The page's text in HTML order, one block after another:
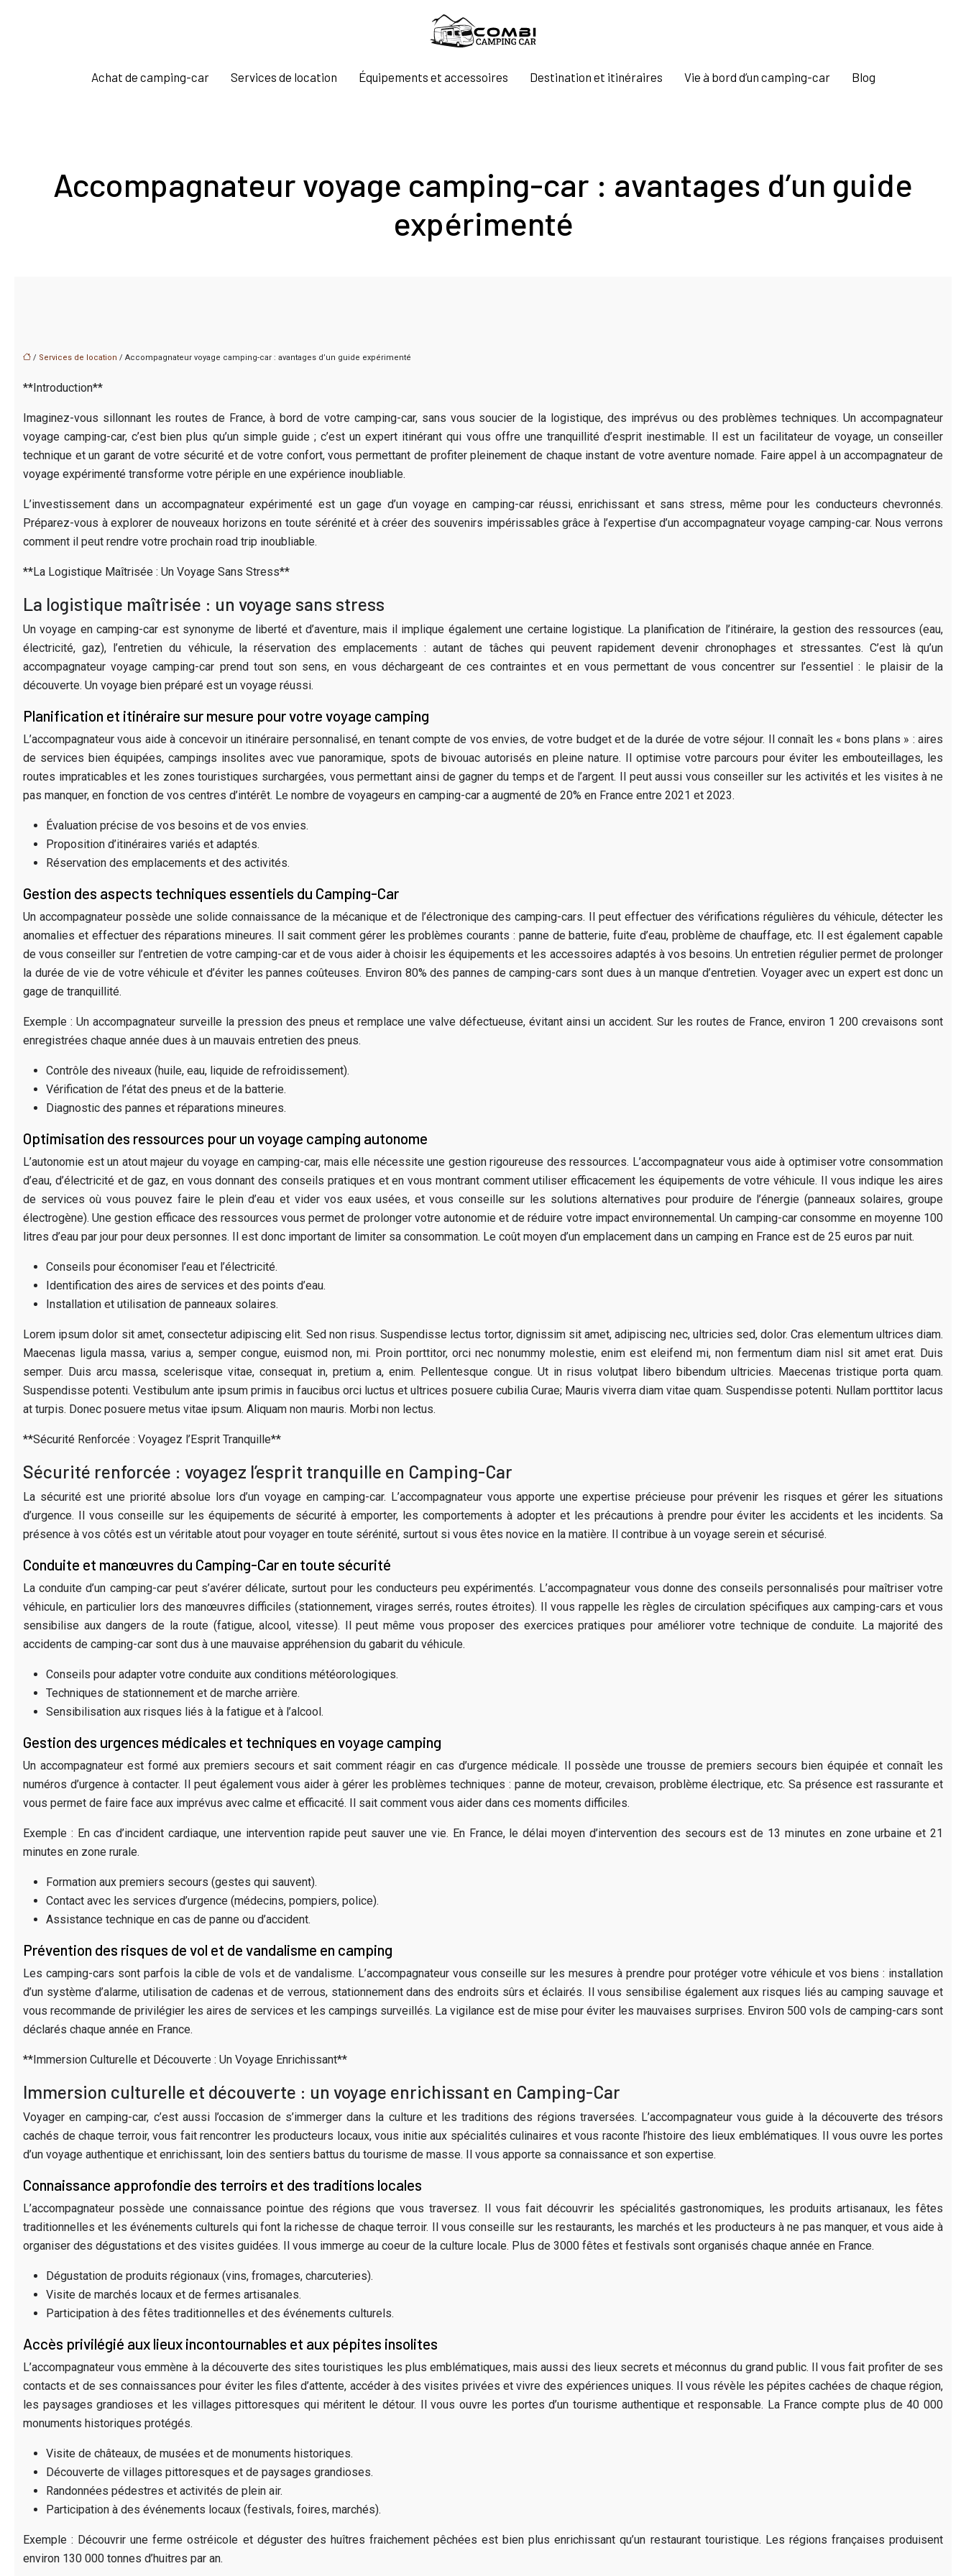
Achat de camping-car Services de location Équipements et accessoires Destination et itinéraires Vie à bord d’un camping-car Blog
Accompagnateur voyage camping-car : avantages d’un guide
expérimenté
/ Services de location / Accompagnateur voyage camping-car : avantages d’un guide expérimenté
**Introduction**
Imaginez-vous sillonnant les routes de France, à bord de votre camping-car, sans vous soucier de la logistique, des imprévus ou des problèmes techniques. Un accompagnateur
voyage camping-car, c’est bien plus qu’un simple guide ; c’est un expert itinérant qui vous offre une tranquillité d’esprit inestimable. Il est un facilitateur de voyage, un conseiller
technique et un garant de votre sécurité et de votre confort, vous permettant de profiter pleinement de chaque instant de votre aventure nomade. Faire appel à un accompagnateur de
voyage expérimenté transforme votre périple en une expérience inoubliable.
L’investissement dans un accompagnateur expérimenté est un gage d’un voyage en camping-car réussi, enrichissant et sans stress, même pour les conducteurs chevronnés.
Préparez-vous à explorer de nouveaux horizons en toute sérénité et à créer des souvenirs impérissables grâce à l’expertise d’un accompagnateur voyage camping-car. Nous verrons
comment il peut rendre votre prochain road trip inoubliable.
**La Logistique Maîtrisée : Un Voyage Sans Stress**
La logistique maîtrisée : un voyage sans stress
Un voyage en camping-car est synonyme de liberté et d’aventure, mais il implique également une certaine logistique. La planification de l’itinéraire, la gestion des ressources (eau,
électricité, gaz), l’entretien du véhicule, la réservation des emplacements : autant de tâches qui peuvent rapidement devenir chronophages et stressantes. C’est là qu’un
accompagnateur voyage camping-car prend tout son sens, en vous déchargeant de ces contraintes et en vous permettant de vous concentrer sur l’essentiel : le plaisir de la
découverte. Un voyage bien préparé est un voyage réussi.
Planification et itinéraire sur mesure pour votre voyage camping
L’accompagnateur vous aide à concevoir un itinéraire personnalisé, en tenant compte de vos envies, de votre budget et de la durée de votre séjour. Il connaît les « bons plans » : aires
de services bien équipées, campings insolites avec vue panoramique, spots de bivouac autorisés en pleine nature. Il optimise votre parcours pour éviter les embouteillages, les
routes impraticables et les zones touristiques surchargées, vous permettant ainsi de gagner du temps et de l’argent. Il peut aussi vous conseiller sur les activités et les visites à ne
pas manquer, en fonction de vos centres d’intérêt. Le nombre de voyageurs en camping-car a augmenté de 20% en France entre 2021 et 2023.
Évaluation précise de vos besoins et de vos envies.
Proposition d’itinéraires variés et adaptés.
Réservation des emplacements et des activités.
Gestion des aspects techniques essentiels du Camping-Car
Un accompagnateur possède une solide connaissance de la mécanique et de l’électronique des camping-cars. Il peut effectuer des vérifications régulières du véhicule, détecter les
anomalies et effectuer des réparations mineures. Il sait comment gérer les problèmes courants : panne de batterie, fuite d’eau, problème de chauffage, etc. Il est également capable
de vous conseiller sur l’entretien de votre camping-car et de vous aider à choisir les équipements et les accessoires adaptés à vos besoins. Un entretien régulier permet de prolonger
la durée de vie de votre véhicule et d’éviter les pannes coûteuses. Environ 80% des pannes de camping-cars sont dues à un manque d’entretien. Voyager avec un expert est donc un
gage de tranquillité.
Exemple : Un accompagnateur surveille la pression des pneus et remplace une valve défectueuse, évitant ainsi un accident. Sur les routes de France, environ 1 200 crevaisons sont
enregistrées chaque année dues à un mauvais entretien des pneus.
Contrôle des niveaux (huile, eau, liquide de refroidissement).
Vérification de l’état des pneus et de la batterie.
Diagnostic des pannes et réparations mineures.
Optimisation des ressources pour un voyage camping autonome
L’autonomie est un atout majeur du voyage en camping-car, mais elle nécessite une gestion rigoureuse des ressources. L’accompagnateur vous aide à optimiser votre consommation
d’eau, d’électricité et de gaz, en vous donnant des conseils pratiques et en vous montrant comment utiliser efficacement les équipements de votre véhicule. Il vous indique les aires
de services où vous pouvez faire le plein d’eau et vider vos eaux usées, et vous conseille sur les solutions alternatives pour produire de l’énergie (panneaux solaires, groupe
électrogène). Une gestion efficace des ressources vous permet de prolonger votre autonomie et de réduire votre impact environnemental. Un camping-car consomme en moyenne 100
litres d’eau par jour pour deux personnes. Il est donc important de limiter sa consommation. Le coût moyen d’un emplacement dans un camping en France est de 25 euros par nuit.
Conseils pour économiser l’eau et l’électricité.
Identification des aires de services et des points d’eau.
Installation et utilisation de panneaux solaires.
Lorem ipsum dolor sit amet, consectetur adipiscing elit. Sed non risus. Suspendisse lectus tortor, dignissim sit amet, adipiscing nec, ultricies sed, dolor. Cras elementum ultrices diam.
Maecenas ligula massa, varius a, semper congue, euismod non, mi. Proin porttitor, orci nec nonummy molestie, enim est eleifend mi, non fermentum diam nisl sit amet erat. Duis
semper. Duis arcu massa, scelerisque vitae, consequat in, pretium a, enim. Pellentesque congue. Ut in risus volutpat libero bibendum ultricies. Maecenas tristique porta quam.
Suspendisse potenti. Vestibulum ante ipsum primis in faucibus orci luctus et ultrices posuere cubilia Curae; Mauris viverra diam vitae quam. Suspendisse potenti. Nullam porttitor lacus
at turpis. Donec posuere metus vitae ipsum. Aliquam non mauris. Morbi non lectus.
**Sécurité Renforcée : Voyagez l’Esprit Tranquille**
Sécurité renforcée : voyagez l’esprit tranquille en Camping-Car
La sécurité est une priorité absolue lors d’un voyage en camping-car. L’accompagnateur vous apporte une expertise précieuse pour prévenir les risques et gérer les situations
d’urgence. Il vous conseille sur les équipements de sécurité à emporter, les comportements à adopter et les précautions à prendre pour éviter les accidents et les incidents. Sa
présence à vos côtés est un véritable atout pour voyager en toute sérénité, surtout si vous êtes novice en la matière. Il contribue à un voyage serein et sécurisé.
Conduite et manœuvres du Camping-Car en toute sécurité
La conduite d’un camping-car peut s’avérer délicate, surtout pour les conducteurs peu expérimentés. L’accompagnateur vous donne des conseils personnalisés pour maîtriser votre
véhicule, en particulier lors des manœuvres difficiles (stationnement, virages serrés, routes étroites). Il vous rappelle les règles de circulation spécifiques aux camping-cars et vous
sensibilise aux dangers de la route (fatigue, alcool, vitesse). Il peut même vous proposer des exercices pratiques pour améliorer votre technique de conduite. La majorité des
accidents de camping-car sont dus à une mauvaise appréhension du gabarit du véhicule.
Conseils pour adapter votre conduite aux conditions météorologiques.
Techniques de stationnement et de marche arrière.
Sensibilisation aux risques liés à la fatigue et à l’alcool.
Gestion des urgences médicales et techniques en voyage camping
Un accompagnateur est formé aux premiers secours et sait comment réagir en cas d’urgence médicale. Il possède une trousse de premiers secours bien équipée et connaît les
numéros d’urgence à contacter. Il peut également vous aider à gérer les problèmes techniques : panne de moteur, crevaison, problème électrique, etc. Sa présence est rassurante et
vous permet de faire face aux imprévus avec calme et efficacité. Il sait comment vous aider dans ces moments difficiles.
Exemple : En cas d’incident cardiaque, une intervention rapide peut sauver une vie. En France, le délai moyen d’intervention des secours est de 13 minutes en zone urbaine et 21
minutes en zone rurale.
Formation aux premiers secours (gestes qui sauvent).
Contact avec les services d’urgence (médecins, pompiers, police).
Assistance technique en cas de panne ou d’accident.
Prévention des risques de vol et de vandalisme en camping
Les camping-cars sont parfois la cible de vols et de vandalisme. L’accompagnateur vous conseille sur les mesures à prendre pour protéger votre véhicule et vos biens : installation
d’un système d’alarme, utilisation de cadenas et de verrous, stationnement dans des endroits sûrs et éclairés. Il vous sensibilise également aux risques liés au camping sauvage et
vous recommande de privilégier les aires de services et les campings surveillés. La vigilance est de mise pour éviter les mauvaises surprises. Environ 500 vols de camping-cars sont
déclarés chaque année en France.
**Immersion Culturelle et Découverte : Un Voyage Enrichissant**
Immersion culturelle et découverte : un voyage enrichissant en Camping-Car
Voyager en camping-car, c’est aussi l’occasion de s’immerger dans la culture et les traditions des régions traversées. L’accompagnateur vous guide à la découverte des trésors
cachés de chaque terroir, vous fait rencontrer les producteurs locaux, vous initie aux spécialités culinaires et vous raconte l’histoire des lieux emblématiques. Il vous ouvre les portes
d’un voyage authentique et enrichissant, loin des sentiers battus du tourisme de masse. Il vous apporte sa connaissance et son expertise.
Connaissance approfondie des terroirs et des traditions locales
L’accompagnateur possède une connaissance pointue des régions que vous traversez. Il vous fait découvrir les spécialités gastronomiques, les produits artisanaux, les fêtes
traditionnelles et les événements culturels qui font la richesse de chaque terroir. Il vous conseille sur les restaurants, les marchés et les producteurs à ne pas manquer, et vous aide à
organiser des dégustations et des visites guidées. Il vous immerge au coeur de la culture locale. Plus de 3000 fêtes et festivals sont organisés chaque année en France.
Dégustation de produits régionaux (vins, fromages, charcuteries).
Visite de marchés locaux et de fermes artisanales.
Participation à des fêtes traditionnelles et des événements culturels.
Accès privilégié aux lieux incontournables et aux pépites insolites
L’accompagnateur vous emmène à la découverte des sites touristiques les plus emblématiques, mais aussi des lieux secrets et méconnus du grand public. Il vous fait profiter de ses
contacts et de ses connaissances pour éviter les files d’attente, accéder à des visites privées et vivre des expériences uniques. Il vous révèle les pépites cachées de chaque région,
les paysages grandioses et les villages pittoresques qui méritent le détour. Il vous ouvre les portes d’un tourisme authentique et responsable. La France compte plus de 40 000
monuments historiques protégés.
Visite de châteaux, de musées et de monuments historiques.
Découverte de villages pittoresques et de paysages grandioses.
Randonnées pédestres et activités de plein air.
Participation à des événements locaux (festivals, foires, marchés).
Exemple : Découvrir une ferme ostréicole et déguster des huîtres fraichement pêchées est bien plus enrichissant qu’un restaurant touristique. Les régions françaises produisent
environ 130 000 tonnes d’huitres par an.